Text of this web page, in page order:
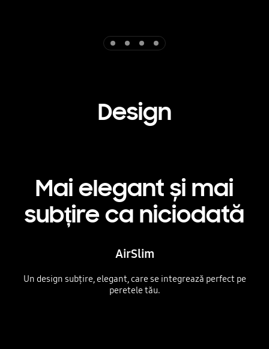
Design
Mai elegant și mai
subțire ca niciodată
AirSlim
Un design subțire, elegant, care se integrează perfect pe
peretele tău.